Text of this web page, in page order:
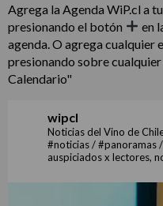
Agrega la Agenda WiP.cl a
presionando el botón
en
agenda. O agrega cualquier
presionando sobre
Calendario"
wipcl
Noticias del Vino de
#noticias / #panoramas
auspiciados x lectores,